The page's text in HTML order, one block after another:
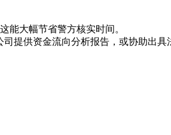
能大幅节省警方核实时间。
司提供资金流向分析报告，或协助出具